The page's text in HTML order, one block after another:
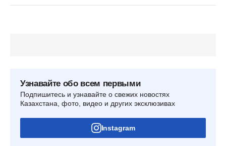
Узнавайте обо всем первыми
Подпишитесь и узнавайте о свежих новостях
Казахстана, фото, видео и других эксклюзивах
Instagram